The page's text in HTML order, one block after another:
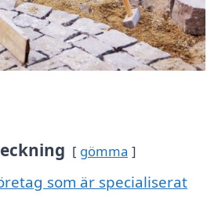
gömma
som är specialiserat